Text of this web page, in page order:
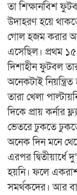
তা শিক্ষানবিশ
উদাহরণ হয়ে
গোল হজম করার
এসেছিল। প্রথম ১৫
দিশাহীন ফুটবল
অনেকটাই
তারা খেলা
দিকে প্রায় কর্নার
ভেতরে ঢুকতে
অনেক দিন মনে
এরপর
হয়নি। ফলে
সমর্থকদের। আর